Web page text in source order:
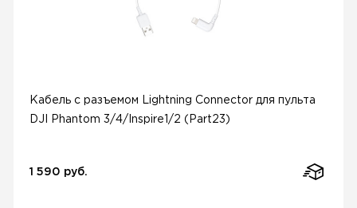
Кабель с разъемом Lightning Connector для пульта
DJI Phantom 3/4/Inspire1/2 (Part23)
1 590 руб.